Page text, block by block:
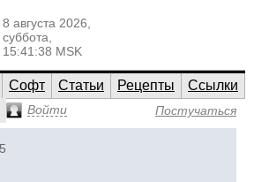
8 августа 2026,
суббота,
15:41:38 MSK
Софт Статьи Рецепты
Ссылки
Войти Постучаться